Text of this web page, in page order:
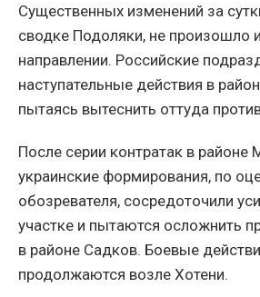
Существенных изменений за
сводке Подоляки, не произошло
направлении. Российские
наступательные действия в
пытаясь вытеснить оттуда
После серии контратак в районе
украинские формирования, по
обозревателя, сосредоточили
участке и пытаются осложнить
в районе Садков. Боевые
продолжаются возле Хотени.